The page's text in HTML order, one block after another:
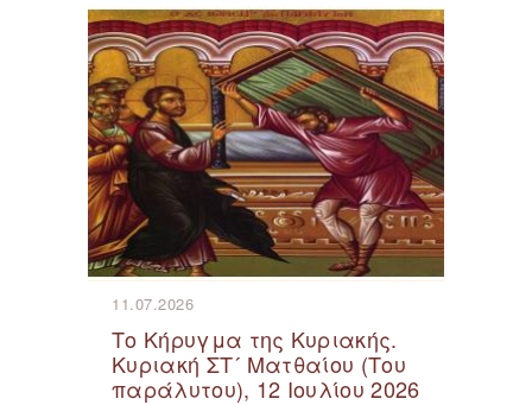
11.07.2026
Το Κήρυγμα της Κυριακής.
Κυριακή ΣΤ´ Ματθαίου (Του
παράλυτου), 12 Ιουλίου 2026